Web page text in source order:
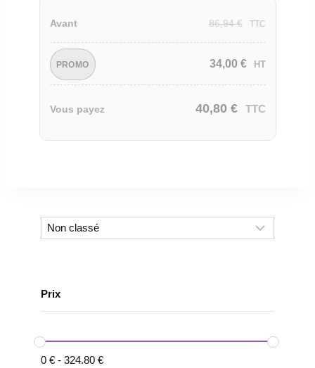
Avant 86,94€ TTC
PROMO 34,00 € HT
Vous payez 40,80 € TTC
Prix
0 € - 324.80 €